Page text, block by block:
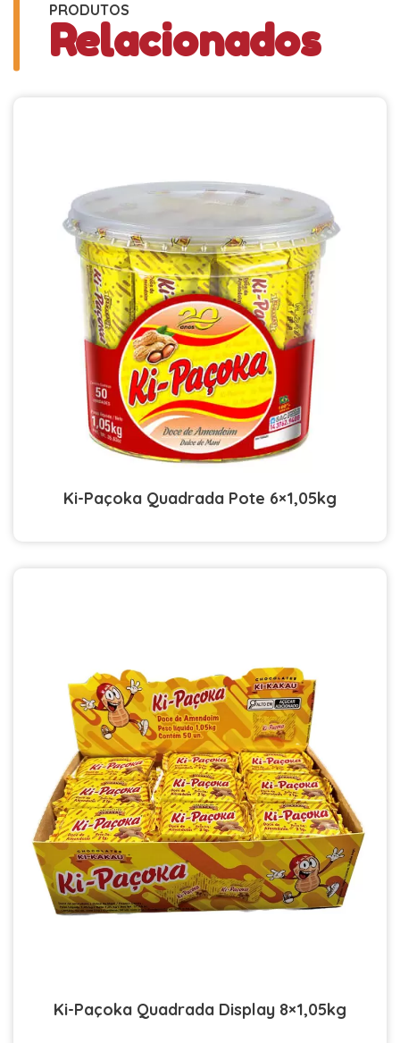
PRODUTOS
Relacionados
Ki-Paçoka Quadrada Pote 6×1,05kg
Ki-Paçoka Quadrada Display 8×1,05kg